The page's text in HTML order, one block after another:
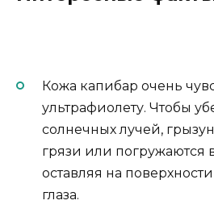
Кожа капибар очень
ультрафиолету. Чтобы
солнечных лучей,
грязи или погружаются
оставляя на
глаза.